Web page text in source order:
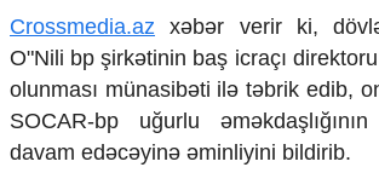
Yüksəliş hekayəsi
Mədəniyyətimizin Zəfəri
Zəfər Diasporu
Səhiyyə
Ailə və uşaq
Crossmedia.az xəbər verir ki,
O"Nili bp şirkətinin baş icraçı
olunması münasibəti ilə təbrik edib,
SOCAR-bp uğurlu
davam edəcəyinə əminliyini bildirib.